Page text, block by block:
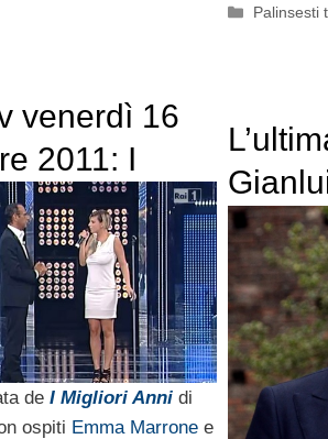
Categorie
Palinsesti
venerdì 16
2011: I
(18,77%)
serata.
Caldo
Molto bene
(14,07%) e
de I Migliori Anni di
ospiti Emma Marrone e
veri